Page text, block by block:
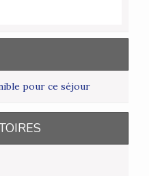
pour ce séjour